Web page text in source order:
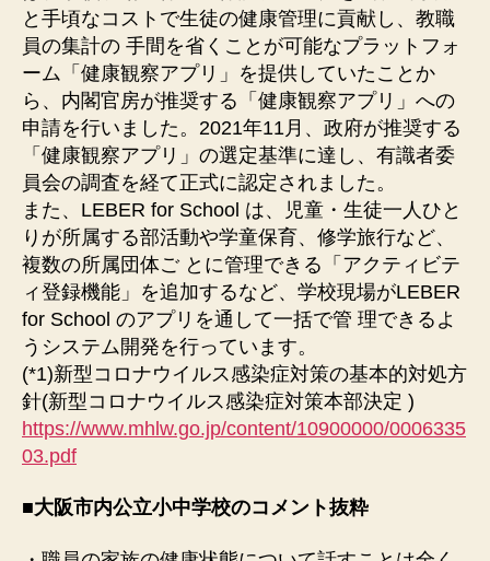
と手頃なコストで生徒の健康管理に貢献し、教職
員の集計の 手間を省くことが可能なプラットフォ
ーム「健康観察アプリ」を提供していたことか
ら、内閣官房が推奨する「健康観察アプリ」への
申請を行いました。2021年11月、政府が推奨する
「健康観察アプリ」の選定基準に達し、有識者委
員会の調査を経て正式に認定されました。
また、LEBER for School は、児童・生徒一人ひと
りが所属する部活動や学童保育、修学旅行など、
複数の所属団体ご とに管理できる「アクティビテ
ィ登録機能」を追加するなど、学校現場がLEBER
for School のアプリを通して一括で管 理できるよ
うシステム開発を行っています。
(*1)新型コロナウイルス感染症対策の基本的対処方
針(新型コロナウイルス感染症対策本部決定 )
https://www.mhlw.go.jp/content/10900000/0006335
03.pdf
■大阪市内公立小中学校のコメント抜粋